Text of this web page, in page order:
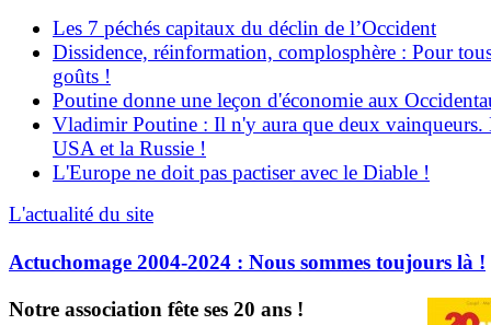
Les 7 péchés capitaux du déclin de l’Occident
Dissidence, réinformation, complosphère : Pour
goûts !
Poutine donne une leçon d'économie aux
Vladimir Poutine : Il n'y aura que deux vainqueurs.
USA et la Russie !
L'Europe ne doit pas pactiser avec le Diable !
L'actualité du site
Actuchomage 2004-2024 : Nous sommes toujours là !
Notre association fête ses 20 ans !